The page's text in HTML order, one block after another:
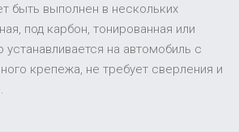
быть выполнен в нескольких
под карбон, тонированная или
на автомобиль с
крепежа, не требует сверления и